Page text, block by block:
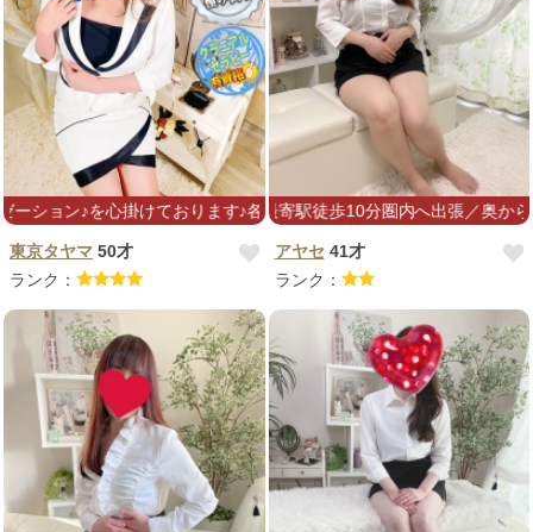
おります♪各コース120分♪お勧めです♪(*^^*)
東京タヤマ 50才
ランク：
始めました／最寄駅徒歩10分圏内へ出張／奥からじんわりほどけて
アヤセ 41才
ランク：